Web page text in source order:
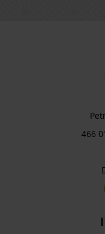
466